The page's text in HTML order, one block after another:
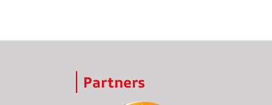
Partners